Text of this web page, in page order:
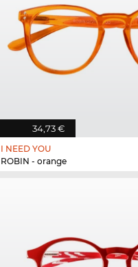
34,73 €
I NEED YOU
ROBIN - orange